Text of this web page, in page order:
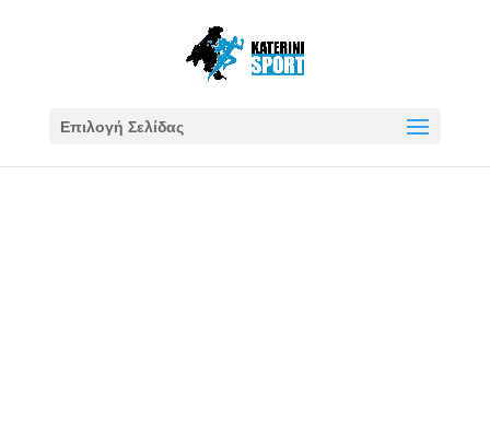
Επιλογή Σελίδας